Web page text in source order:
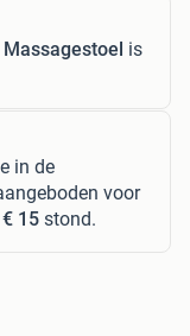
Massagestoel is
in de
voor
€ 15 stond.